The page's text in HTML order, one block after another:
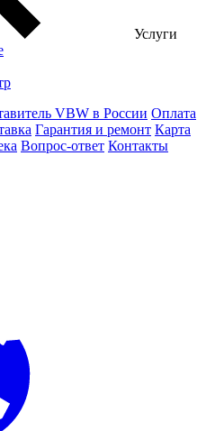
Услуги
VBW в России Оплата
Гарантия и ремонт Карта
Вопрос-ответ Контакты